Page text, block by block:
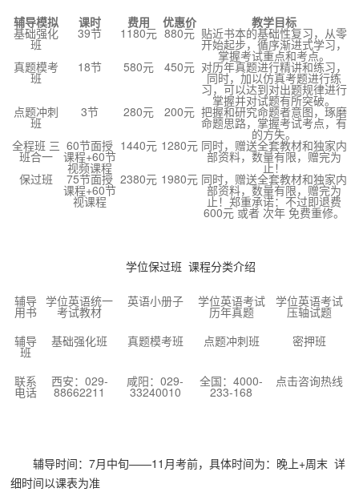
辅导模拟 课时 费用 优惠价 教学目标
基础强化
班
39节 1180元 880元 贴近书本的基础性复习，从零
开始起步，循序渐进式学习，
掌握考试重点和考点。
真题模考
班
18节 580元 450元 对历年真题进行精讲和练习，
同时，加以仿真考题进行练
习，可以达到对出题规律进行
掌握并对试题有所突破。
点题冲刺
班
3节 280元 200元 把握和研究命题者意图，琢磨
命题思路，掌握考试考点，有
的方失。
全程班 三
班合一
60节面授
课程+60节
视频课程
1440元 1280元 同时，赠送全套教材和独家内
部资料，数量有限，赠完为
止！
保过班 75节面授
课程+60节
视课程
2380元 1980元 同时，赠送全套教材和独家内
部资料，数量有限，赠完为
止！郑重承诺：不过即退费
600元 或者 次年 免费重修。
学位保过班 课程分类介绍
辅导
用书
学位英语统一
考试教材
英语小册子 学位英语考试
历年真题
学位英语考试
压轴试题
辅导
班
基础强化班 真题模考班 点题冲刺班 密押班
联系
电话
西安：029-
88662211
咸阳：029-
33240010
全国：4000-
233-168
点击咨询热线
辅导时间：7月中旬——11月考前，具体时间为：晚上+周末 详
细时间以课表为准